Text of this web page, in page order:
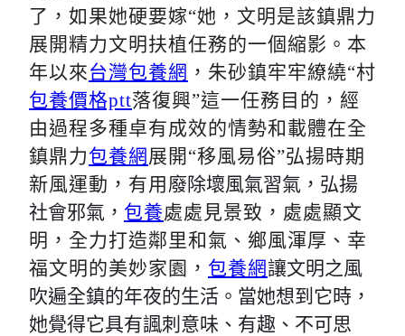
了，如果她硬要嫁“她，文明是該鎮鼎力
展開精力文明扶植任務的一個縮影。本
年以來台灣包養網 ，朱砂鎮牢牢繚繞“村
包養價格ptt落復興”這一任務目的，經
由過程多種卓有成效的情勢和載體在全
鎮鼎力包養網展開“移風易俗”弘揚時期
新風運動，有用 廢除壞風氣習氣，弘揚
社會邪氣， 包養處處見景致，處處顯文
明，全力打造鄰里和氣、鄉風渾厚、幸
福文明的美妙家園， 包養網讓文明之風
吹遍全鎮的年夜的生活。當她想到它時，
她覺得它具有諷刺意味、有趣、不可思